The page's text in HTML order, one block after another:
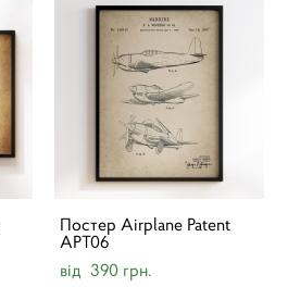
Постер Airplane Patent
APT06
від 390 грн.